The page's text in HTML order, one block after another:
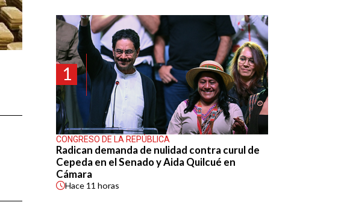
1
CONGRESO DE LA REPÚBLICA
Radican demanda de nulidad contra curul de
Cepeda en el Senado y Aida Quilcué en
Cámara
Hace 11 horas